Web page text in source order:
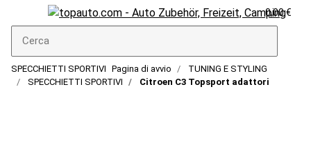
0,00 €
SPECCHIETTI SPORTIVI Pagina di avvio
TUNING E STYLING
SPECCHIETTI SPORTIVI
Citroen C3 Topsport adattori